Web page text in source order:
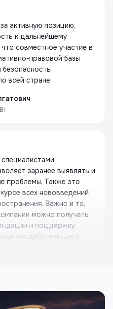
активную позицию,
к дальнейшему
совместное участие в
правовой базы
всей стране
заранее выявлять и
проблемы. Также это
всех нововведений
Важно и то,
можно получать
и поддержку,
действующего